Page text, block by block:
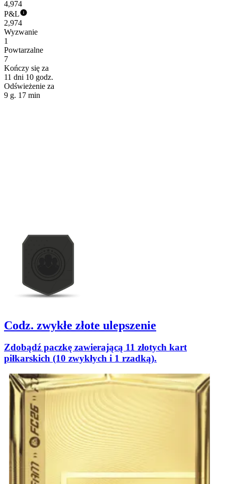
4,974
P&L
2,974
Wyzwanie
1
Powtarzalne
7
Kończy się za
11 dni 10 godz.
Odświeżenie za
9 g. 17 min
Codz. zwykłe złote ulepszenie
Zdobądź paczkę zawierającą 11 złotych kart
piłkarskich (10 zwykłych i 1 rzadką).